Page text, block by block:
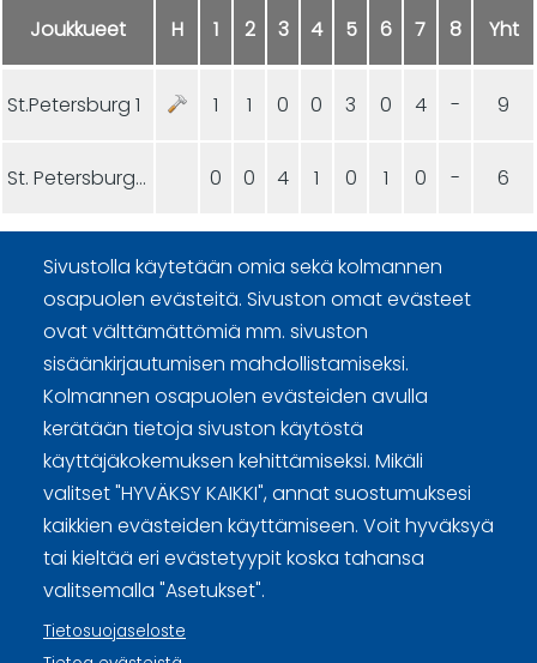
Joukkueet H 1 2 3 4 5 6 7 8 Yht
St.Petersburg 1 1 1 0 0 3 0 4 - 9
St. Petersburg 2 0 0 4 1 0 1 0 - 6
Sivustolla käytetään omia sekä kolmannen
osapuolen evästeitä. Sivuston omat evästeet
ovat välttämättömiä mm. sivuston
sisäänkirjautumisen mahdollistamiseksi.
Kolmannen osapuolen evästeiden avulla
kerätään tietoja sivuston käytöstä
käyttäjäkokemuksen kehittämiseksi. Mikäli
valitset "HYVÄKSY KAIKKI", annat suostumuksesi
kaikkien evästeiden käyttämiseen. Voit hyväksyä
tai kieltää eri evästetyypit koska tahansa
valitsemalla "Asetukset".
Tietosuojaseloste
Curling Finland
Curling.fi
Curling Finland
Sivuston käyttöehdot ja sisällön käyttöoikeudet